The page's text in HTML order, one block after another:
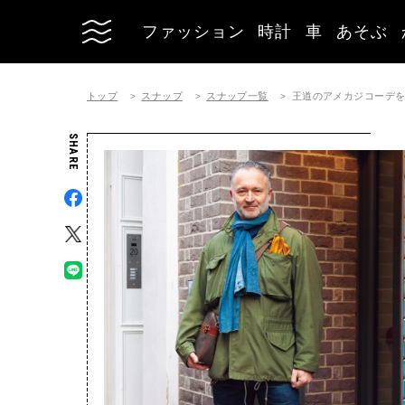
ファッション 時計 車 あそぶ
トップ スナップ スナップ一覧 王道のアメカジコーデ
SHARE